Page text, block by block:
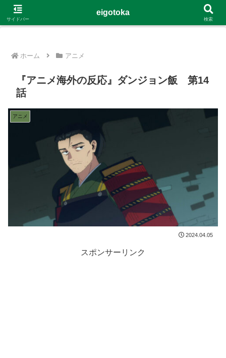
G-4Y8348WE8B
ホーム アニメ
『アニメ海外の反応』ダンジョン飯 第14
話
アニメ
2024.04.05
スポンサーリンク
サイドバー
eigotoka
検索